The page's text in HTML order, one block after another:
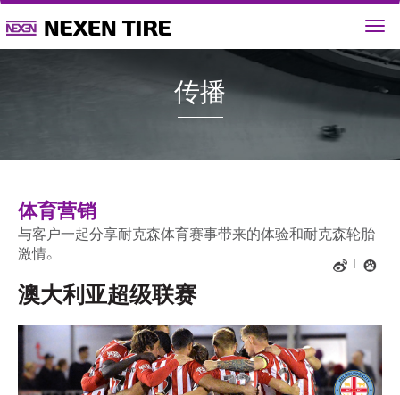
传播
体育营销
与客户一起分享耐克森体育赛事带来的体验和耐克森轮胎
激情。
澳大利亚超级联赛